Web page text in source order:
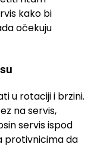
kako bi
očekuju
u rotaciji i brzini.
na servis,
servis ispod
protivnicima da